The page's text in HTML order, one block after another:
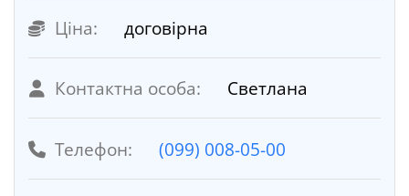
Ціна: договірна
Контактна особа: Светлана
Телефон: (099) 008-05-00